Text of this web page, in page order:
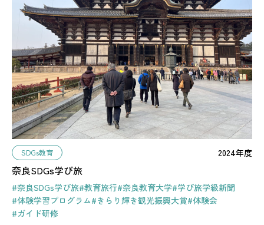
SDGs教育 2024年度
奈良SDGs学び旅
#奈良SDGs学び旅#教育旅行#奈良教育大学#学び旅学級新聞
#体験学習プログラム#きらり輝き観光振興大賞#体験会
#ガイド研修